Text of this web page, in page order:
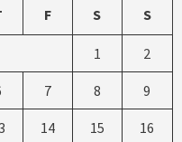
F S S
1 2
7 8 9
14 15 16